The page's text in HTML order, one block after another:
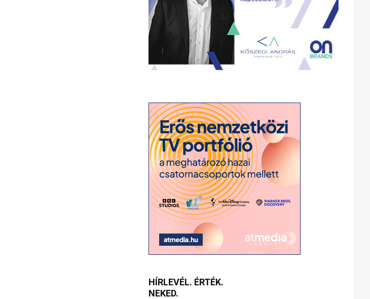
HÍRLEVÉL. ÉRTÉK.
NEKED.